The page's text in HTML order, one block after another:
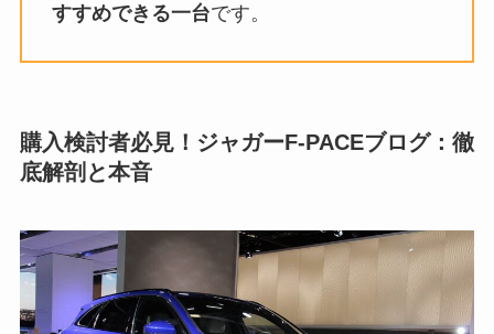
すすめできる一台です。
購入検討者必見！ジャガーF-PACEブログ：徹
底解剖と本音